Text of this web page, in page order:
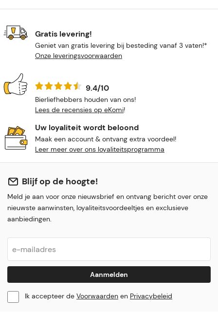
Gratis levering!
Geniet van gratis levering bij besteding vanaf 3 vaten!*
Onze leveringsvoorwaarden
9.4/10
Bierliefhebbers houden van ons!
Lees de recensies op eKomi!
Uw loyaliteit wordt beloond
Maak een account & ontvang extra voordeel!
Leer meer over ons loyaliteitsprogramma
Blijf op de hoogte!
Meld je aan voor onze nieuwsbrief en ontvang bericht over onze
nieuwste aanwinsten, loyaliteitsvoordeeltjes en exclusieve
aanbiedingen.
Aanmelden
Ik accepteer de Voorwaarden en Privacybeleid